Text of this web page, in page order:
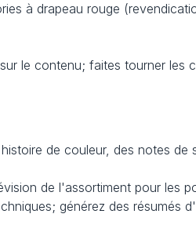
à drapeau rouge
le contenu; faites tourner les
de couleur, des notes de
de l'assortiment pour les
générez des résumés